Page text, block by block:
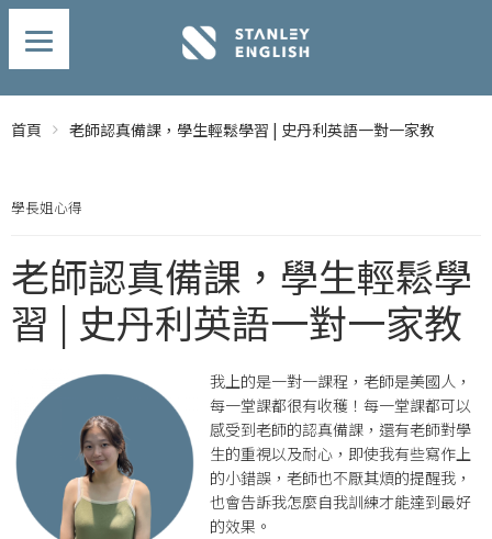
首頁 老師認真備課，學生輕鬆學習 | 史丹利英語一對一家教
學長姐心得
老師認真備課，學生輕鬆學
習 | 史丹利英語一對一家教
我上的是一對一課程，老師是美國人，
每一堂課都很有收穫！每一堂課都可以
感受到老師的認真備課，還有老師對學
生的重視以及耐心，即使我有些寫作上
的小錯誤，老師也不厭其煩的提醒我，
也會告訴我怎麼自我訓練才能達到最好
的效果。